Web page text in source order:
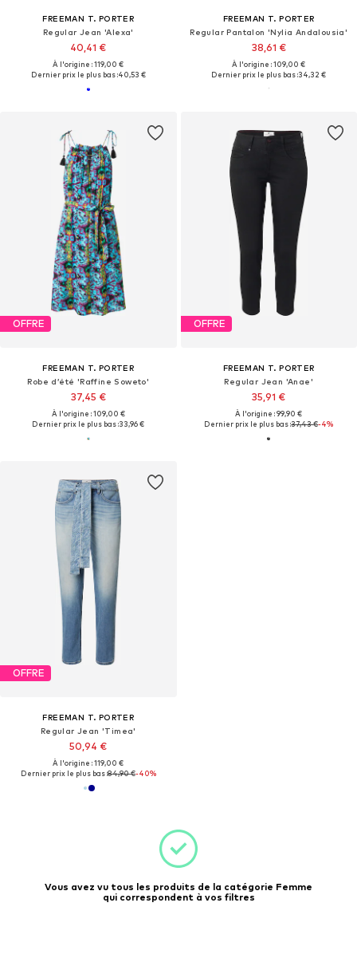
FREEMAN T. PORTER
Regular Jean 'Alexa'
40,41 €
À l'origine : 119,00 €
Dernier prix le plus bas :40,53 €
FREEMAN T. PORTER
Regular Pantalon 'Nylia Andalousia'
38,61 €
À l'origine : 109,00 €
Dernier prix le plus bas :34,32 €
OFFRE
FREEMAN T. PORTER
Robe d’été 'Raffine Soweto'
37,45 €
À l'origine : 109,00 €
Dernier prix le plus bas :33,96 €
OFFRE
FREEMAN T. PORTER
Regular Jean 'Anae'
35,91 €
À l'origine : 99,90 €
Dernier prix le plus bas :37,43 €-4%
OFFRE
FREEMAN T. PORTER
Regular Jean 'Timea'
50,94 €
À l'origine : 119,00 €
Dernier prix le plus bas :84,90 €-40%
Vous avez vu tous les produits de la catégorie Femme
qui correspondent à vos filtres